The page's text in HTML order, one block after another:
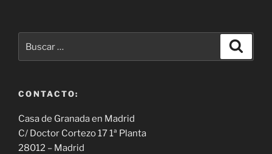
por:
CONTACTO:
Casa de Granada en Madrid
C/ Doctor Cortezo 17 1ª Planta
28012 – Madrid